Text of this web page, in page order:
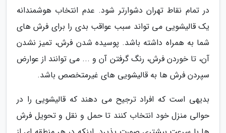
در تمام نقاط تهران دشوارتر شود. عدم انتخاب هوشمندانه
یک قالیشویی می تواند سبب عواقب بدی را برای فرش های
شما به همراه داشته باشد. پوسیده شدن فرش، تمیز نشدن
آن، تا خوردن فرش، رنگ گرفتن آن و ... می توانند از عوارض
سپردن فرش ها به قالیشویی های غیرمتخصص باشد.
بدیهی است که افراد ترجیح می دهند که قالیشویی را در
حوالی منزل خود انتخاب کنند تا حمل و نقل و تحویل فرش